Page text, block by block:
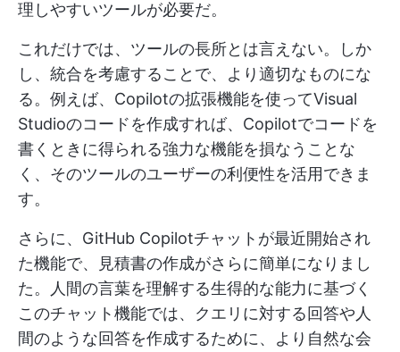
理しやすいツールが必要だ。
これだけでは、ツールの長所とは言えない。しか
し、統合を考慮することで、より適切なものにな
る。例えば、Copilotの拡張機能を使ってVisual
Studioのコードを作成すれば、Copilotでコードを
書くときに得られる強力な機能を損なうことな
く、そのツールのユーザーの利便性を活用できま
す。
さらに、GitHub Copilotチャットが最近開始され
た機能で、見積書の作成がさらに簡単になりまし
た。人間の言葉を理解する生得的な能力に基づく
このチャット機能では、クエリに対する回答や人
間のような回答を作成するために、より自然な会